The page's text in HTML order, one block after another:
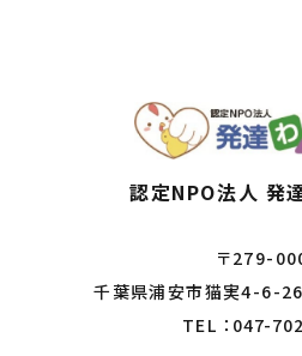
認定NPO法人 発
〒279-
千葉県浦安市猫実4-6-26
TEL ： 047-